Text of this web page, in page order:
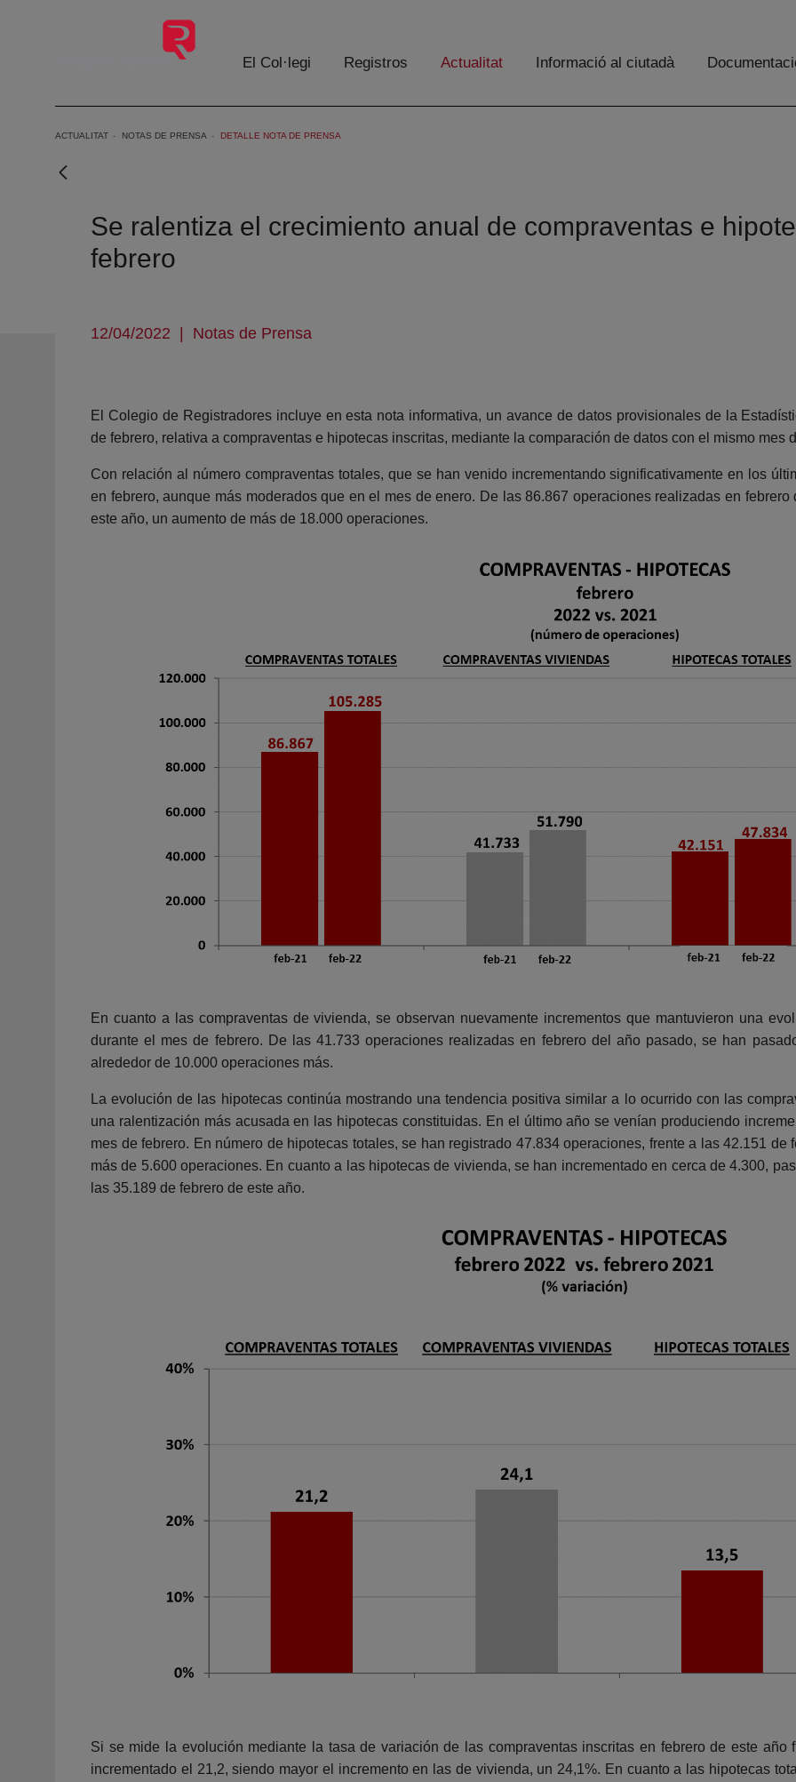
Salta al contingut principal
El Col·legi Registros Actualitat Informació al ciutadà
ACTUALITAT NOTAS DE PRENSA DETALLE NOTA DE PRENSA
Se ralentiza el crecimiento anual de compraventas e
febrero
12/04/2022 | Notas de Prensa
El Colegio de Registradores incluye en esta nota informativa, un avance de datos provisionales de la
de febrero, relativa a compraventas e hipotecas inscritas, mediante la comparación de datos con el mismo mes
Con relación al número compraventas totales, que se han venido incrementando significativamente en los
en febrero, aunque más moderados que en el mes de enero. De las 86.867 operaciones realizadas en
este año, un aumento de más de 18.000 operaciones.
En cuanto a las compraventas de vivienda, se observan nuevamente incrementos que mantuvieron una
durante el mes de febrero. De las 41.733 operaciones realizadas en febrero del año pasado, se han
alrededor de 10.000 operaciones más.
La evolución de las hipotecas continúa mostrando una tendencia positiva similar a lo ocurrido con las
una ralentización más acusada en las hipotecas constituidas. En el último año se venían produciendo
mes de febrero. En número de hipotecas totales, se han registrado 47.834 operaciones, frente a las 42.151
más de 5.600 operaciones. En cuanto a las hipotecas de vivienda, se han incrementado en cerca de 4.300,
las 35.189 de febrero de este año.
Si se mide la evolución mediante la tasa de variación de las compraventas inscritas en febrero de este
incrementado el 21,2, siendo mayor el incremento en las de vivienda, un 24,1%. En cuanto a las hipotecas